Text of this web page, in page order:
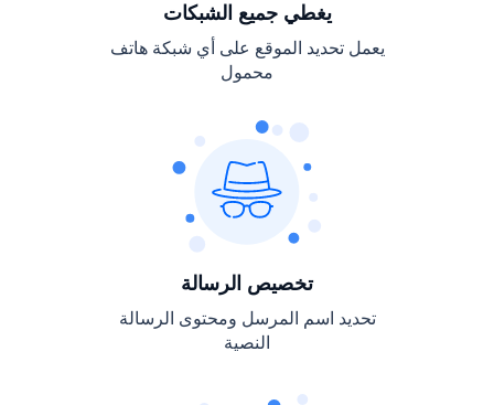
يغطي جميع الشبكات
يعمل تحديد الموقع على أي شبكة هاتف
محمول
تخصيص الرسالة
تحديد اسم المرسل ومحتوى الرسالة
النصية